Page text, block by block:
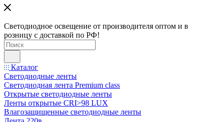
Светодиодное освещение от производителя оптом и в
розницу с доставкой по РФ!
Каталог
Светодиодные ленты
Светодиодная лента Premium class
Открытые светодиодные ленты
Ленты открытые CRI>98 LUX
Влагозащищенные светодиодные ленты